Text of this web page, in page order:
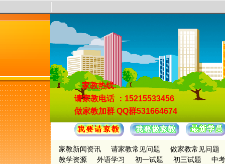
家教热线:
请家教电话 ：15215533456
做家教加群 QQ群531664674
家教新闻资讯 请家教常见问题
做家教常见问题
教学资源
外语学习 初一试题 初三试题 中